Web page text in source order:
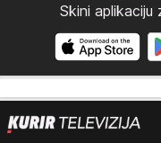
Skini